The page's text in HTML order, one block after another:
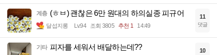
계층 (ㅎㅂ) 괜찮은 6만 원대의 하의실종 피규어
달섭지롱 Lv.94 조회 3805 추천 1 14:49
11
댓글
기타 피자를 세워서 배달하는데?? 10